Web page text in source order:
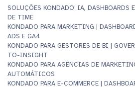
SOLUÇÕES KONDADO: IA, DASHBOARDS
DE TIME
KONDADO PARA MARKETING |
ADS E GA4
KONDADO PARA GESTORES DE BI |
TO-INSIGHT
KONDADO PARA AGÊNCIAS DE
AUTOMÁTICOS
KONDADO PARA E-COMMERCE |